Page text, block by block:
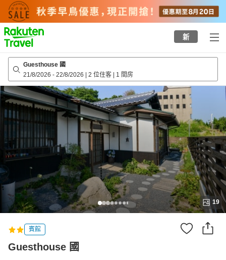
to
top
page
新
Guesthouse 國
21/8/2026 - 22/8/2026 | 2 位住客 | 1 間房
19
賓館
Guesthouse 國